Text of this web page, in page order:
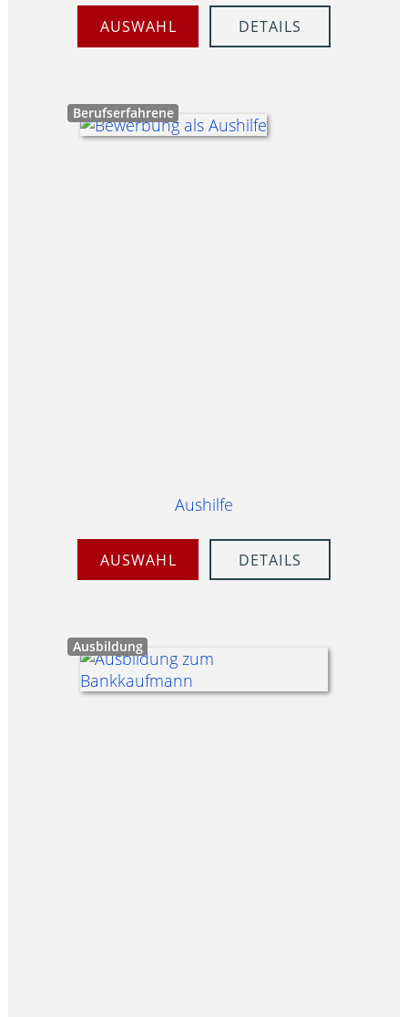
AUSWAHL DETAILS
Berufserfahrene
Aushilfe
AUSWAHL DETAILS
Ausbildung